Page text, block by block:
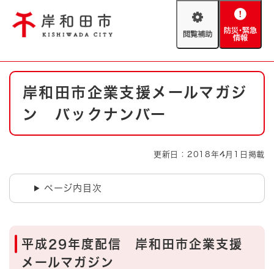
閲
助
防
緊
情
やさしい日本語
防災・緊急情報 救急・消防
ハザードマップ AED設置箇所
本
岸和田市企業支援メールマガジ
ン バックナンバー
更新日：2018年4月1日掲載
ページ内目次
平成29年度配信 岸和田市企業支援
メールマガジン